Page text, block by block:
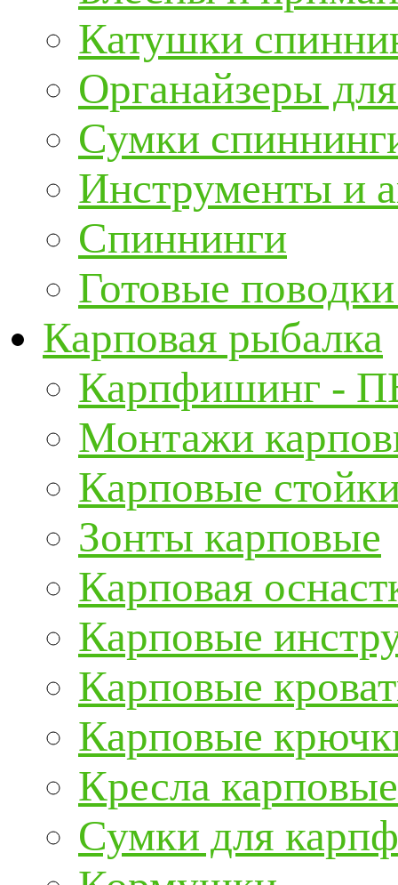
Катушки
Органайзеры
Сумки
Инструменты и
Спиннинги
Готовые
Карповая рыбалка
Карпфишинг -
Монтажи
Карповые
Зонты карповые
Карповая
Карповые
Карповые
Карповые
Кресла карповые
Сумки для